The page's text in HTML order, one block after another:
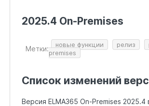
Архив релизов ELMA365 до
2025.4 On-Premises
Метки: новые функции релиз
premises
Список изменений
Версия ELMA365 On-Premises 2025.4